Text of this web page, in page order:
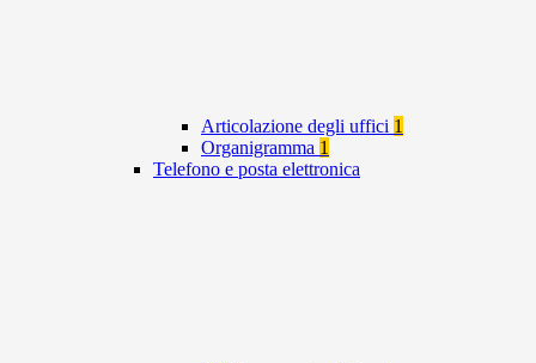
Articolazione degli uffici 1
Organigramma 1
Telefono e posta elettronica